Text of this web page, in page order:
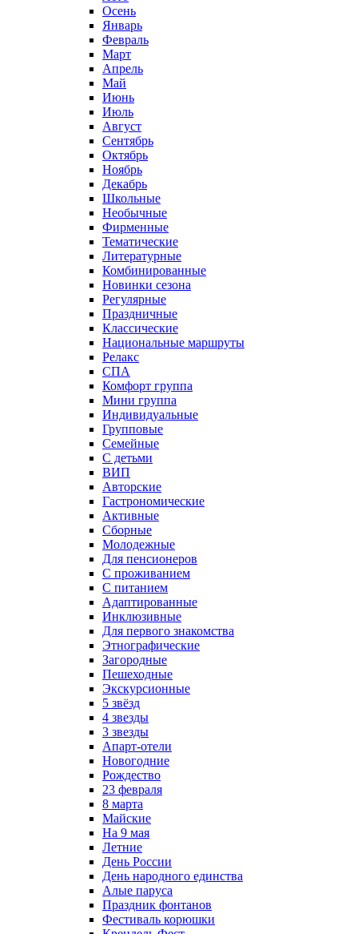
Осень
Январь
Февраль
Март
Апрель
Май
Июнь
Июль
Август
Сентябрь
Октябрь
Ноябрь
Декабрь
Школьные
Необычные
Фирменные
Тематические
Литературные
Комбинированные
Новинки сезона
Регулярные
Праздничные
Классические
Национальные маршруты
Релакс
СПА
Комфорт группа
Мини группа
Индивидуальные
Групповые
Семейные
С детьми
ВИП
Авторские
Гастрономические
Активные
Сборные
Молодежные
Для пенсионеров
С проживанием
С питанием
Адаптированные
Инклюзивные
Для первого знакомства
Этнографические
Загородные
Пешеходные
Экскурсионные
5 звёзд
4 звезды
3 звезды
Апарт-отели
Новогодние
Рождество
23 февраля
8 марта
Майские
На 9 мая
Летние
День России
День народного единства
Алые паруса
Праздник фонтанов
Фестиваль корюшки